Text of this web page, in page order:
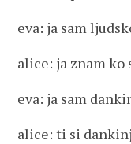
eva: ja sam
alice: ja znam ko
eva: ja sam
alice: ti si